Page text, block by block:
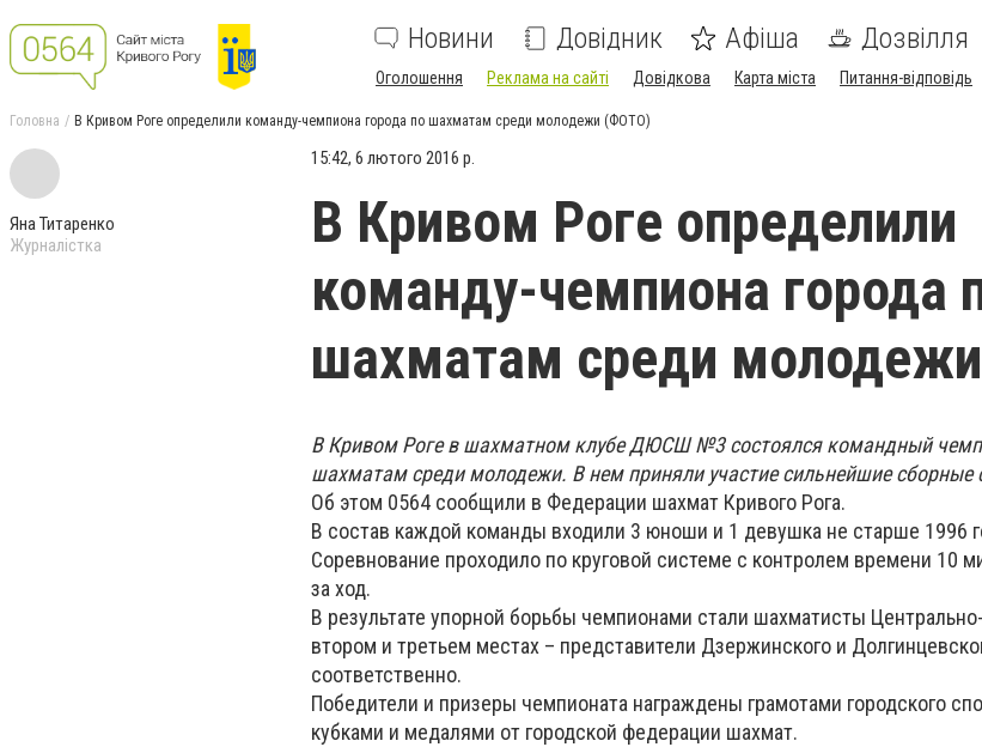
Новини Довідник Афіша Дозвілля
Оголошення Реклама на сайті Довідкова Карта міста Питання-відповідь
Головна В Кривом Роге определили команду-чемпиона города по шахматам среди молодежи (ФОТО)
Яна Титаренко
Журналістка
15:42, 6 лютого 2016 р.
В Кривом Роге определили
команду-чемпиона города
шахматам среди
В Кривом Роге в шахматном клубе ДЮСШ №3 состоялся командный
шахматам среди молодежи. В нем приняли участие сильнейшие сборные
Об этом 0564 сообщили в Федерации шахмат Кривого Рога.
В состав каждой команды входили 3 юноши и 1 девушка не старше 1996
Соревнование проходило по круговой системе с контролем времени 10
за ход.
В результате упорной борьбы чемпионами стали шахматисты
втором и третьем местах – представители Дзержинского и
соответственно.
Победители и призеры чемпионата награждены грамотами городского
кубками и медалями от городской федерации шахмат.